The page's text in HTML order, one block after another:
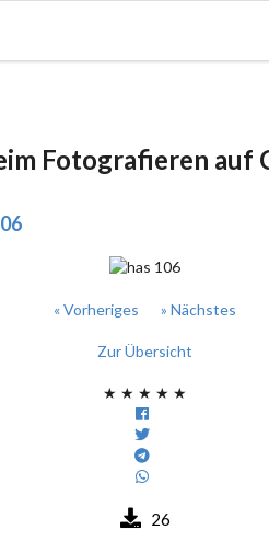
Fotografieren auf
« Vorheriges » Nächstes
Zur Übersicht
★ ★ ★ ★ ★
26